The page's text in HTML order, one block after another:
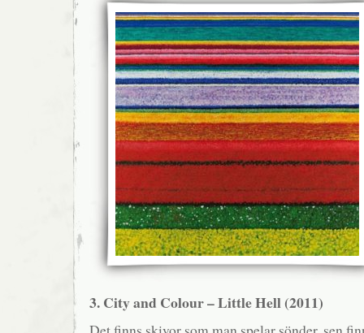
3. City and Colour – Little Hell (2011)